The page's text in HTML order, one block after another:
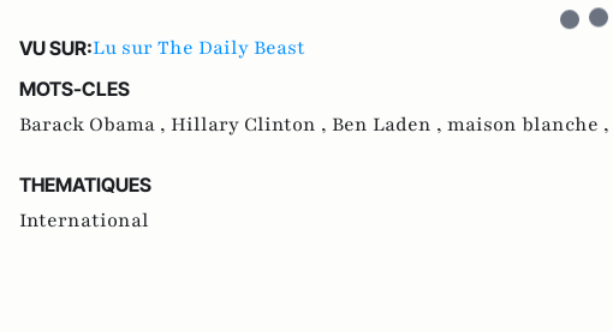
VU SUR:Lu sur The Daily Beast
MOTS-CLES
Barack Obama , Hillary Clinton , Ben Laden , maison blanche ,
THEMATIQUES
International